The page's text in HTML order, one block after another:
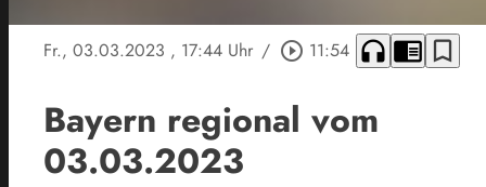
Fr., 03.03.2023 , 17:44 Uhr / play_circle_outline 11:54 headphones chrome_reader_mode bookmark_border
Bayern regional vom
03.03.2023